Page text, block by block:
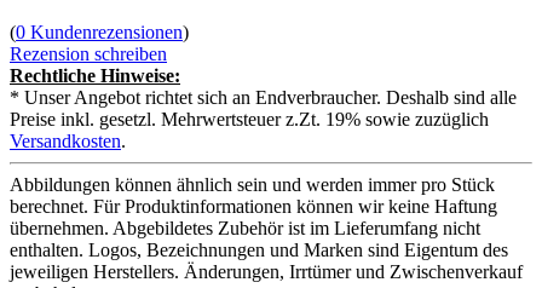
(0 Kundenrezensionen)
Rezension schreiben
Rechtliche Hinweise:
* Unser Angebot richtet sich an Endverbraucher. Deshalb sind alle
Preise inkl. gesetzl. Mehrwertsteuer z.Zt. 19% sowie zuzüglich
Versandkosten.
Abbildungen können ähnlich sein und werden immer pro Stück
berechnet. Für Produktinformationen können wir keine Haftung
übernehmen. Abgebildetes Zubehör ist im Lieferumfang nicht
enthalten. Logos, Bezeichnungen und Marken sind Eigentum des
jeweiligen Herstellers. Änderungen, Irrtümer und Zwischenverkauf